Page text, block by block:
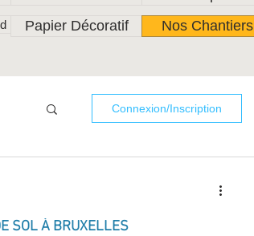
Papier Décoratif Nos Chantiers
Connexion/Inscription
SOL À BRUXELLES